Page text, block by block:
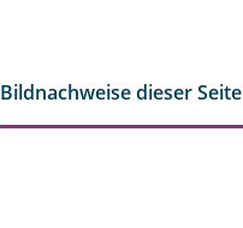
Bildnachweise dieser Seite